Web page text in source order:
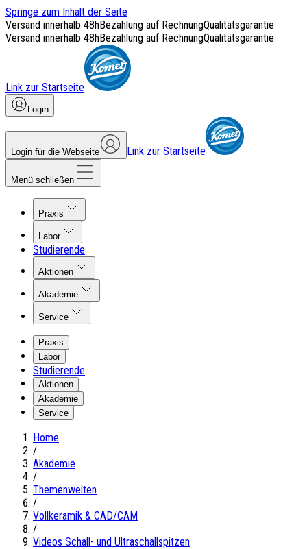
Springe zum Inhalt der Seite
Versand innerhalb 48hBezahlung auf RechnungQualitätsgarantie
Versand innerhalb 48hBezahlung auf RechnungQualitätsgarantie
Link zur Startseite
Login
Login für die Webseite Link zur Startseite
Menü schließen
Praxis
Labor
Studierende
Aktionen
Akademie
Service
Praxis
Labor
Studierende
Aktionen
Akademie
Service
Home
/
Akademie
/
Themenwelten
/
Vollkeramik & CAD/CAM
/
Videos Schall- und Ultraschallspitzen